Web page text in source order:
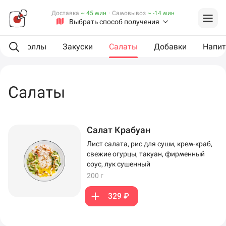
Выбрать способ получения
Доставка ~ 45 мин · Самовывоз ~ -14 мин
XL роллы Закуски Салаты Добавки
Салаты
Салат Крабуан
Лист салата, рис для суши, крем-краб,
свежие огурцы, такуан, фирменный
соус, лук сушенный
200 г
329 ₽